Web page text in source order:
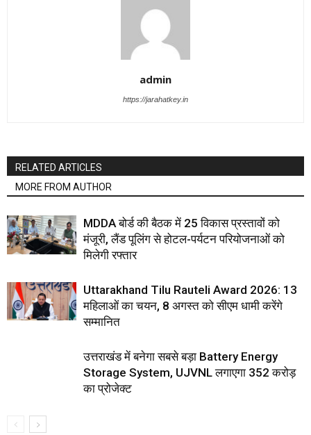
admin
https://jarahatkey.in
RELATED ARTICLES
MORE FROM AUTHOR
MDDA बोर्ड की बैठक में 25 विकास प्रस्तावों को
मंजूरी, लैंड पूलिंग से होटल-पर्यटन परियोजनाओं को
मिलेगी रफ्तार
Uttarakhand Tilu Rauteli Award 2026: 13
महिलाओं का चयन, 8 अगस्त को सीएम धामी करेंगे
सम्मानित
उत्तराखंड में बनेगा सबसे बड़ा Battery Energy
Storage System, UJVNL लगाएगा 352 करोड़
का प्रोजेक्ट